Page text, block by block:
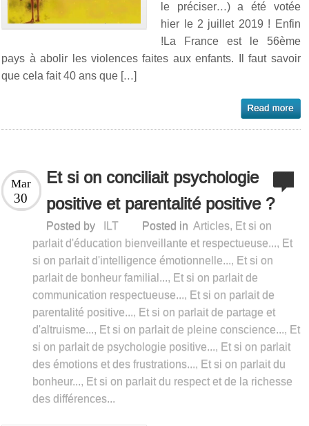
le préciser…) a été votée
hier le 2 juillet 2019 ! Enfin
!La France est le 56ème
pays à abolir les violences faites aux enfants. Il faut savoir
que cela fait 40 ans que […]
Et si on conciliait psychologie
positive et parentalité positive ?
Mar
30
Posted by ILT Posted in Articles, Et si on
parlait d'éducation bienveillante et respectueuse..., Et
si on parlait d'intelligence émotionnelle..., Et si on
parlait de bonheur familial..., Et si on parlait de
communication respectueuse..., Et si on parlait de
parentalité positive..., Et si on parlait de partage et
d'altruisme..., Et si on parlait de pleine conscience..., Et
si on parlait de psychologie positive..., Et si on parlait
des émotions et des frustrations..., Et si on parlait du
bonheur..., Et si on parlait du respect et de la richesse
des différences...